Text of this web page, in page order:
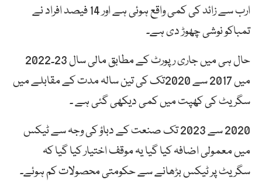
ارب سے زائد کی کمی واقع ہوئی ہے اور 14 فیصد افراد نے
تمباکو نوشی چھوڑ دی ہے۔
حال ہی میں جاری رپورٹ کے مطابق مالی سال 23۔2022
میں 2017 سے 2020تک کی تین سالہ مدت کے مقابلے میں
سگریٹ کی کھپت میں کمی دیکھی گئی ہے ۔
2020 سے 2023 تک صنعت کے دباؤ کی وجہ سے ٹیکس
میں معمولی اضافہ کیا گیا یہ موقف اختیار کیا گیا کہ
سگریٹ پر ٹیکس بڑھانے سے حکومتی محصولات کم ہوئے۔